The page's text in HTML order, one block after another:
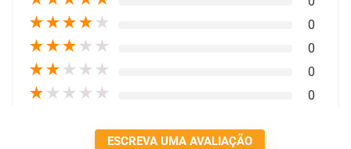
★★★★ ★ 0
★★★ ★ ★ 0
★★ ★ ★ ★ 0
★ ★ ★ ★ ★ 0
ESCREVA UMA AVALIAÇÃO